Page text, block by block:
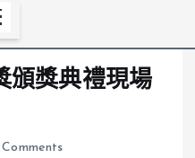
頒獎典禮現場